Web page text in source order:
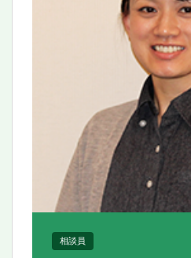
相談員